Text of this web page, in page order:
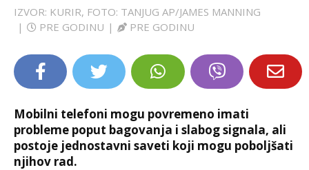
LIFESTYLE
EXTRA
IZVOR: KURIR, FOTO: TANJUG AP/JAMES MANNING
|
PRE GODINU | PRE GODINU
Mobilni telefoni mogu povremeno imati
probleme poput bagovanja i slabog signala, ali
postoje jednostavni saveti koji mogu poboljšati
njihov rad.